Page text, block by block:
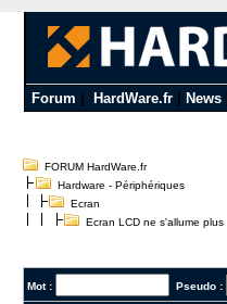
Forum HardWare.fr| News|
FORUM HardWare.fr
Hardware - Périphériques
Ecran
Ecran LCD ne s'allume plus
Mot : Pseudo :